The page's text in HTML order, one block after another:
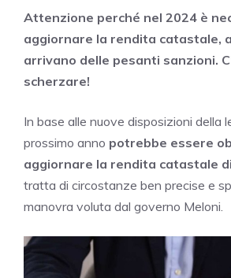
Attenzione perché nel 2024 è
aggiornare la rendita catastale,
arrivano delle pesanti sanzioni.
scherzare!
In base alle nuove disposizioni della
prossimo anno potrebbe essere
aggiornare la rendita catastale
tratta di circostanze ben precise e
manovra voluta dal governo Meloni.